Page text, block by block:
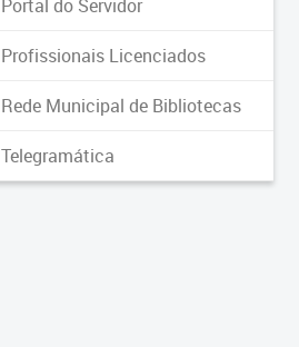
Portal do Servidor
Profissionais Licenciados
Rede Municipal de Bibliotecas
Telegramática